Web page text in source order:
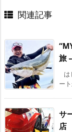
関連記事
旅
は
ー
サ
店